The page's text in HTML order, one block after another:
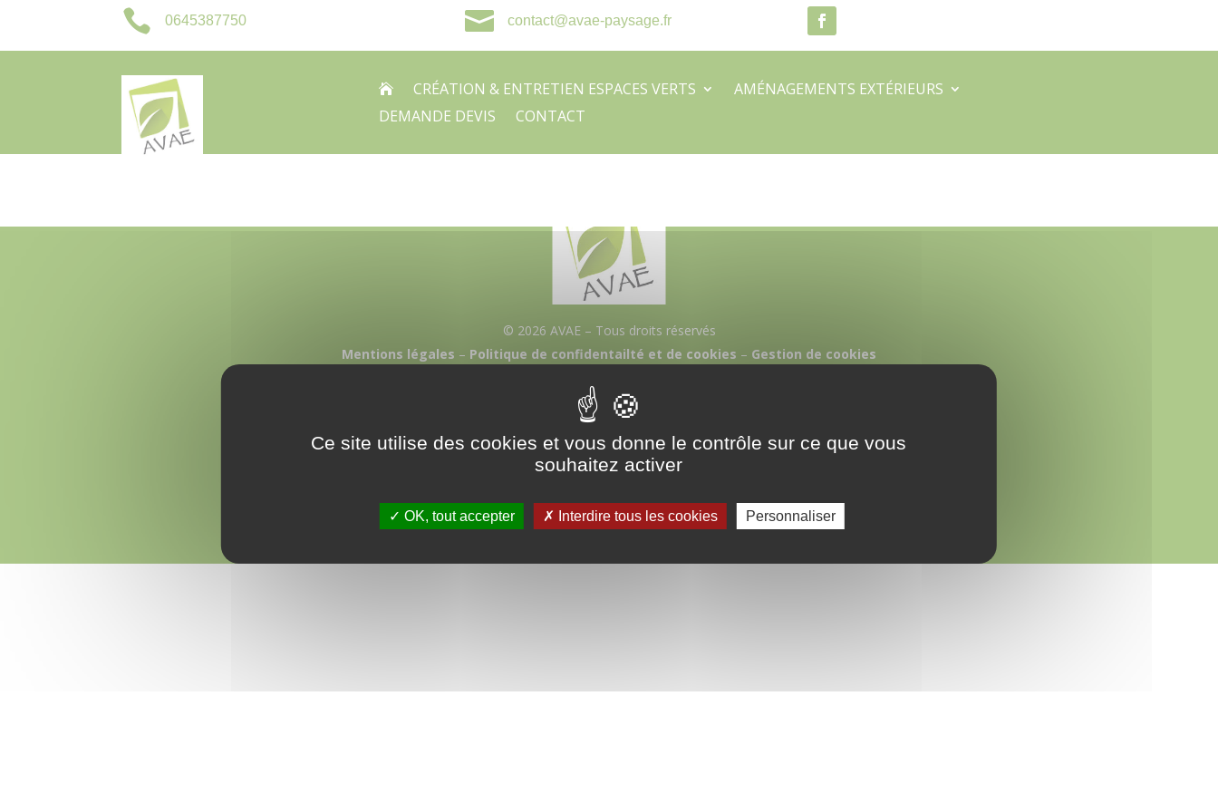
 0645387750  contact@avae-paysage.fr
 CRÉATION & ENTRETIEN ESPACES VERTS
AMÉNAGEMENTS EXTÉRIEURS
DEMANDE DEVIS
CONTACT
© 2026 AVAE – Tous droits réservés
Mentions légales – Politique de confidentailté et de cookies – Gestion de cookies
DEMANDER UN DEVIS
Ce site utilise des cookies et vous donne le contrôle sur ce que vous
souhaitez activer
OK, tout accepter Interdire tous les cookies Personnaliser